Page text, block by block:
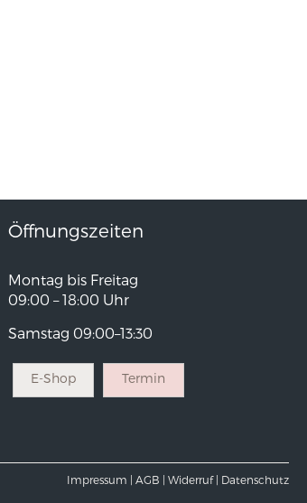
Öffnungszeiten
Montag bis Freitag
09:00 – 18:00 Uhr
Samstag 09:00–13:30
E-Shop Termin
Impressum | AGB | Widerruf | Datenschutz